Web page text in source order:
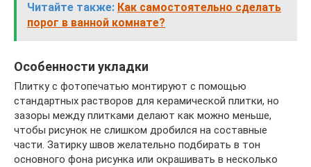
Читайте также: Как самостоятельно сделать
порог в ванной комнате?
Особенности укладки
Плитку с фотопечатью монтируют с помощью
стандартных растворов для керамической плитки, но
зазоры между плитками делают как можно меньше,
чтобы рисунок не слишком дробился на составные
части. Затирку швов желательно подбирать в тон
основного фона рисунка или окрашивать в несколько